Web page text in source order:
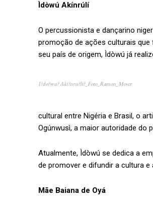
Ìdòwú Akínrúlí
O percussionista e dançarino
promoção de ações culturais
seu país de origem, Ìdòwú já
I?do?wu? Aki?nru?li?_Foto_Ramon_Moser
cultural entre Nigéria e Brasil, o
Ogúnwusì, a maior autoridade do
Atualmente, Ìdòwú se dedica a
de promover e difundir a cultura e
Mãe Baiana de Oyá